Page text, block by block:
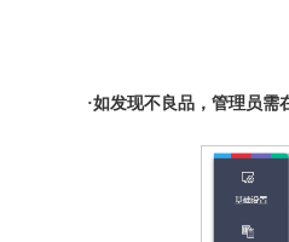
·如发现不良品，管理员需